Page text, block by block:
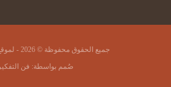
جميع الحقوق محفوظة © 2026 - لموقع فن التفكير.
صُمم بواسطة: فن التفكير